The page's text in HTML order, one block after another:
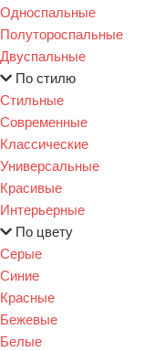
Односпальные
Полутороспальные
Двуспальные
По стилю
Стильные
Современные
Классические
Универсальные
Красивые
Интерьерные
По цвету
Серые
Синие
Красные
Бежевые
Белые